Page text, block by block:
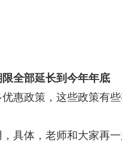
全部延长到今年年底
惠政策，这些政策有
具体，老师和大家再